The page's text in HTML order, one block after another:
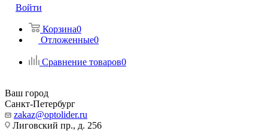
Войти
Корзина0
Отложенные0
Сравнение товаров0
Ваш город
Санкт-Петербург
zakaz@optolider.ru
Лиговский пр., д. 256